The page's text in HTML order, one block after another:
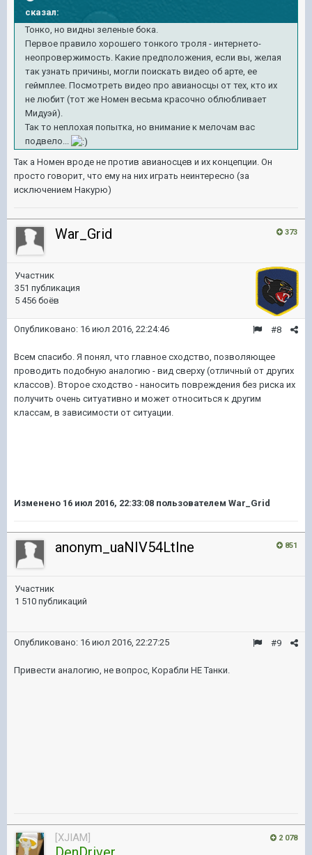
сказал:
Тонко, но видны зеленые бока.
Первое правило хорошего тонкого троля - интернето-
неопровержимость. Какие предположения, если вы, желая
так узнать причины, могли поискать видео об арте, ее
геймплее. Посмотреть видео про авианосцы от тех, кто их
не любит (тот же Номен весьма красочно облюбливает
Мидуэй).
Так то неплохая попытка, но внимание к мелочам вас
подвело...
Так а Номен вроде не против авианосцев и их концепции. Он
просто говорит, что ему на них играть неинтересно (за
исключением Накурю)
373
War_Grid
Участник
351 публикация
5 456 боёв
#8
Опубликовано: 16 июл 2016, 22:24:46
Всем спасибо. Я понял, что главное сходство, позволяющее
проводить подобную аналогию - вид сверху (отличный от других
классов). Второе сходство - наносить повреждения без риска их
получить очень ситуативно и может относиться к другим
классам, в зависимости от ситуации.
Изменено 16 июл 2016, 22:33:08 пользователем War_Grid
851
anonym_uaNIV54LtIne
Участник
1 510 публикаций
#9
Опубликовано: 16 июл 2016, 22:27:25
Привести аналогию, не вопрос, Корабли НЕ Танки.
2 078
[XJIAM]